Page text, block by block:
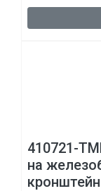
410721-
на